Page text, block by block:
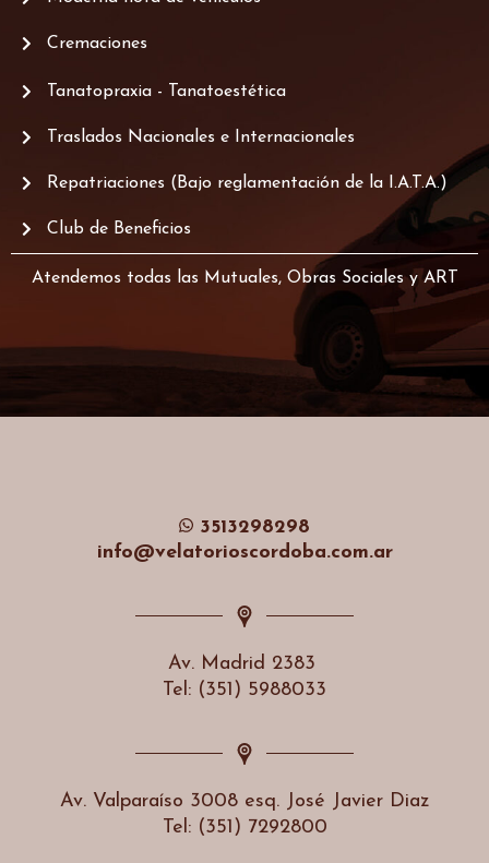
Cremaciones
Tanatopraxia - Tanatoestética
Traslados Nacionales e Internacionales
Repatriaciones (Bajo reglamentación de la I.A.T.A.)
Club de Beneficios
Atendemos todas las Mutuales, Obras Sociales y ART
3513298298
info@velatorioscordoba.com.ar
Av. Madrid 2383
Tel: (351) 5988033
Av. Valparaíso 3008 esq. José Javier Diaz
Tel: (351) 7292800